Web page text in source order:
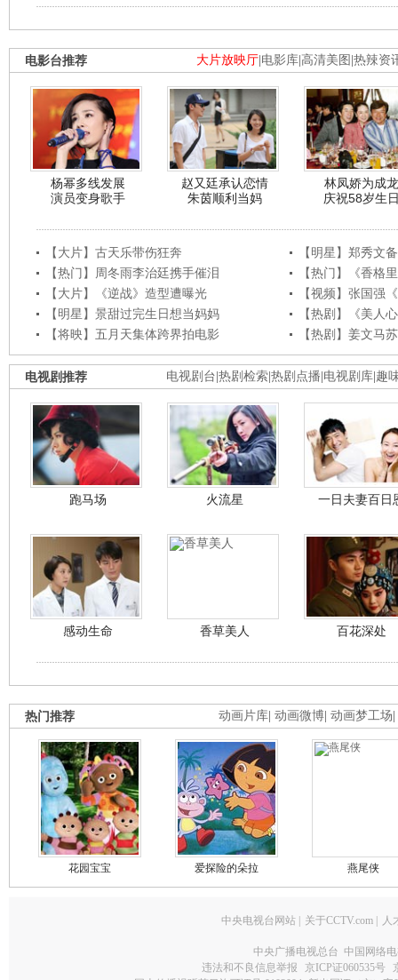
大片放映厅 电影库 高清美图 热辣资
电影台推荐
杨幂多线发展
演员变身歌手
赵又廷承认恋情
朱茵顺利当妈
林凤娇为成龙
庆祝58岁生
【大片】古天乐带伤狂奔
【明星】郑秀文
【热门】周冬雨李治廷携手催泪
【热门】《香格
【大片】《逆战》造型遭曝光
【视频】张国强
【明星】景甜过完生日想当妈妈
【热剧】《美人
【将映】五月天集体跨界拍电影
【热剧】姜文马
电视剧台 热剧检索 热剧点播 电视剧库 趣
电视剧推荐
跑马场 火流星 一日夫妻百日
感动生命 香草美人 百花深处
动画片库 动画微博 动画梦工场
热门推荐
花园宝宝 爱探险的朵拉 燕尾侠
中央电视台网站 关于CCTV.com 人
中央广播电视总台 中国网络
违法和不良信息举报
京ICP证060535号